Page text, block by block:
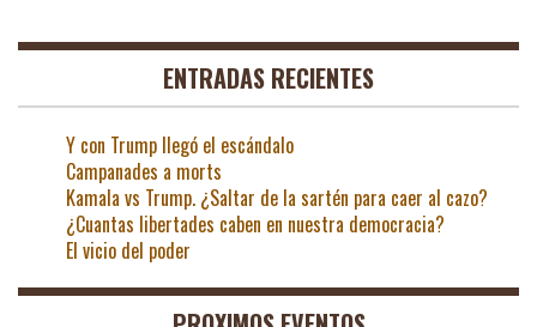
ENTRADAS RECIENTES
Y con Trump llegó el escándalo
Campanades a morts
Kamala vs Trump. ¿Saltar de la sartén para caer al cazo?
¿Cuantas libertades caben en nuestra democracia?
El vicio del poder